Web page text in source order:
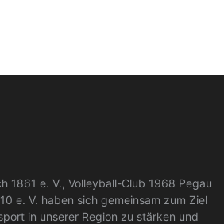
1861 e. V., Volleyball-Club 1968 Pegau
e. V. haben sich gemeinsam zum Ziel
in unserer Region zu stärken und